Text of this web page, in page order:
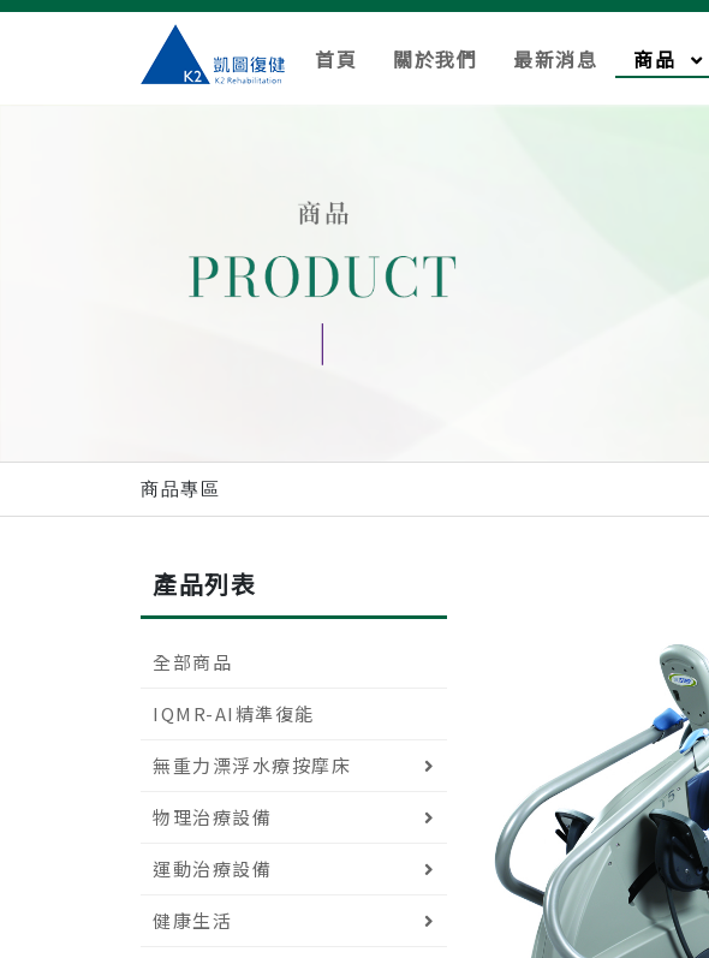
首頁 關於我們 最新消息 商品
商品專區
產品列表
全部商品
IQMR-AI精準復能
無重力漂浮水療按摩床
物理治療設備
運動治療設備
健康生活